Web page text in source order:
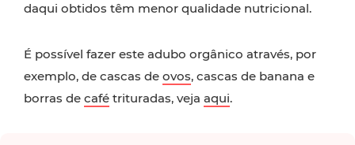
daqui obtidos têm menor qualidade nutricional.
É possível fazer este adubo orgânico através, por
exemplo, de cascas de ovos, cascas de banana e
borras de café trituradas, veja aqui.